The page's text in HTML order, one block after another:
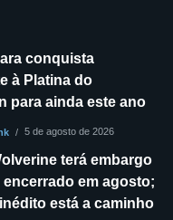
conquista
à Platina do
para ainda este ano
5 de agosto de 2026
terá embargo
em agosto;
está a caminho